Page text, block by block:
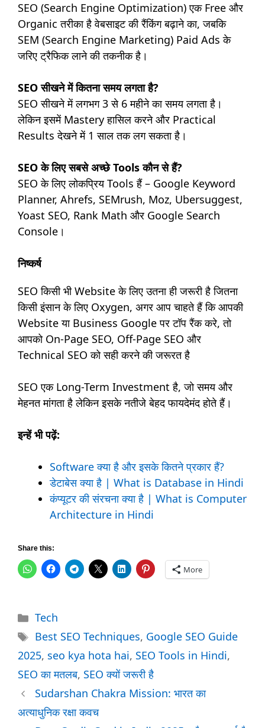
SEO (Search Engine Optimization) एक Free और
Organic तरीका है वेबसाइट की रैंकिंग बढ़ाने का, जबकि
SEM (Search Engine Marketing) Paid Ads के
जरिए ट्रैफिक लाने की तकनीक है।
SEO सीखने में कितना समय लगता है?
SEO सीखने में लगभग 3 से 6 महीने का समय लगता है।
लेकिन इसमें Mastery हासिल करने और Practical
Results देखने में 1 साल तक लग सकता है।
SEO के लिए सबसे अच्छे Tools कौन से हैं?
SEO के लिए लोकप्रिय Tools हैं – Google Keyword
Planner, Ahrefs, SEMrush, Moz, Ubersuggest,
Yoast SEO, Rank Math और Google Search
Console।
निष्कर्ष
SEO किसी भी Website के लिए उतना ही जरूरी है जितना
किसी इंसान के लिए Oxygen, अगर आप चाहते हैं कि आपकी
Website या Business Google पर टॉप रैंक करे, तो
आपको On-Page SEO, Off-Page SEO और
Technical SEO को सही करने की जरूरत है
SEO एक Long-Term Investment है, जो समय और
मेहनत मांगता है लेकिन इसके नतीजे बेहद फायदेमंद होते हैं।
इन्हें भी पढ़ें:
Software क्या है और इसके कितने प्रकार हैं?
डेटाबेस क्या है | What is Database in Hindi
कंप्यूटर की संरचना क्या है | What is Computer
Architecture in Hindi
Share this:
More
Categories
Tech
Tags
Best SEO Techniques, Google SEO Guide
2025, seo kya hota hai, SEO Tools in Hindi,
SEO का मतलब, SEO क्यों जरूरी है
Sudarshan Chakra Mission: भारत का
अत्याधुनिक रक्षा कवच